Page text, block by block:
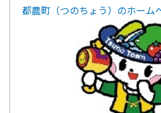
都農町（つのちょう）のホーム